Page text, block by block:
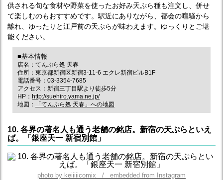
供される旬な食材や野菜を使ったお好み天ぷら種も注文し、併せ
て楽しむのもおすすめです。駅近にありながら、都会の喧騒から
離れ、ゆったりと江戸前の天ぷらが味わえます。ゆっくりとご堪
能ください。
■基本情報
店名：てんぷら処 天春
住所：東京都新宿区新宿3-11-6 エクレ新宿ビルB1F
電話番号：03-3354-7685
アクセス：新宿三丁目駅より徒歩5分
HP： http://suehiro.yama.ne.jp/
地図：
「てんぷら処 天春」への地図
10. 各界の著名人も通う老舗の銘店。新宿の天ぷらといえ
ば。「銀座天一 新宿別館」
photo by keiiiiicomix / embedded from Instagram